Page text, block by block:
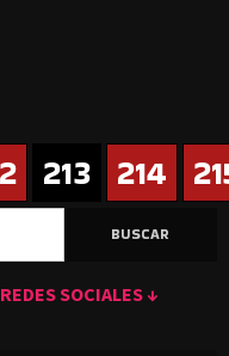
213 214
SOCIALES ↓